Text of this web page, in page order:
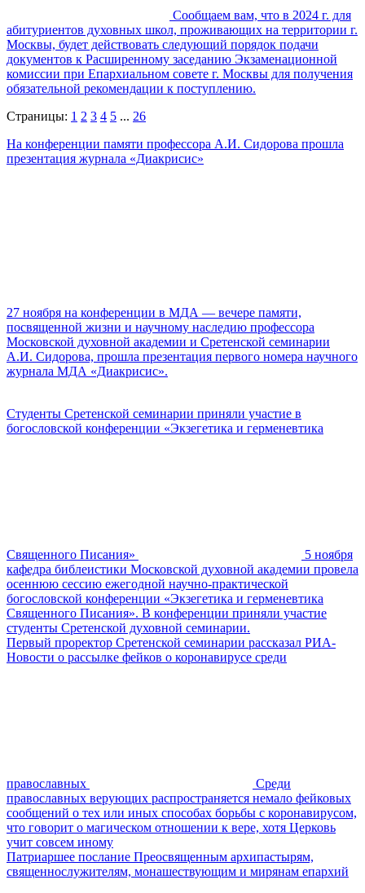
Сообщаем вам, что в 2024 г. для
абитуриентов духовных школ, проживающих на территории г.
Москвы, будет действовать следующий порядок подачи
документов к Расширенному заседанию Экзаменационной
комиссии при Епархиальном совете г. Москвы для получения
обязательной рекомендации к поступлению.
Страницы: 1 2 3 4 5 ... 26
На конференции памяти профессора А.И. Сидорова прошла
презентация журнала «Диакрисис»
27 ноября на конференции в МДА — вечере памяти,
посвященной жизни и научному наследию профессора
Московской духовной академии и Сретенской семинарии
А.И. Сидорова, прошла презентация первого номера научного
журнала МДА «Диакрисис».
Студенты Сретенской семинарии приняли участие в
богословской конференции «Экзегетика и герменевтика
Священного Писания»
5 ноября
кафедра библеистики Московской духовной академии провела
осеннюю сессию ежегодной научно-практической
богословской конференции «Экзегетика и герменевтика
Священного Писания». В конференции приняли участие
студенты Сретенской духовной семинарии.
Первый проректор Сретенской семинарии рассказал РИА-
Новости о рассылке фейков о коронавирусе среди
православных
Среди
православных верующих распространяется немало фейковых
сообщений о тех или иных способах борьбы с коронавирусом,
что говорит о магическом отношении к вере, хотя Церковь
учит совсем иному
Патриаршее послание Преосвященным архипастырям,
священнослужителям, монашествующим и мирянам епархий